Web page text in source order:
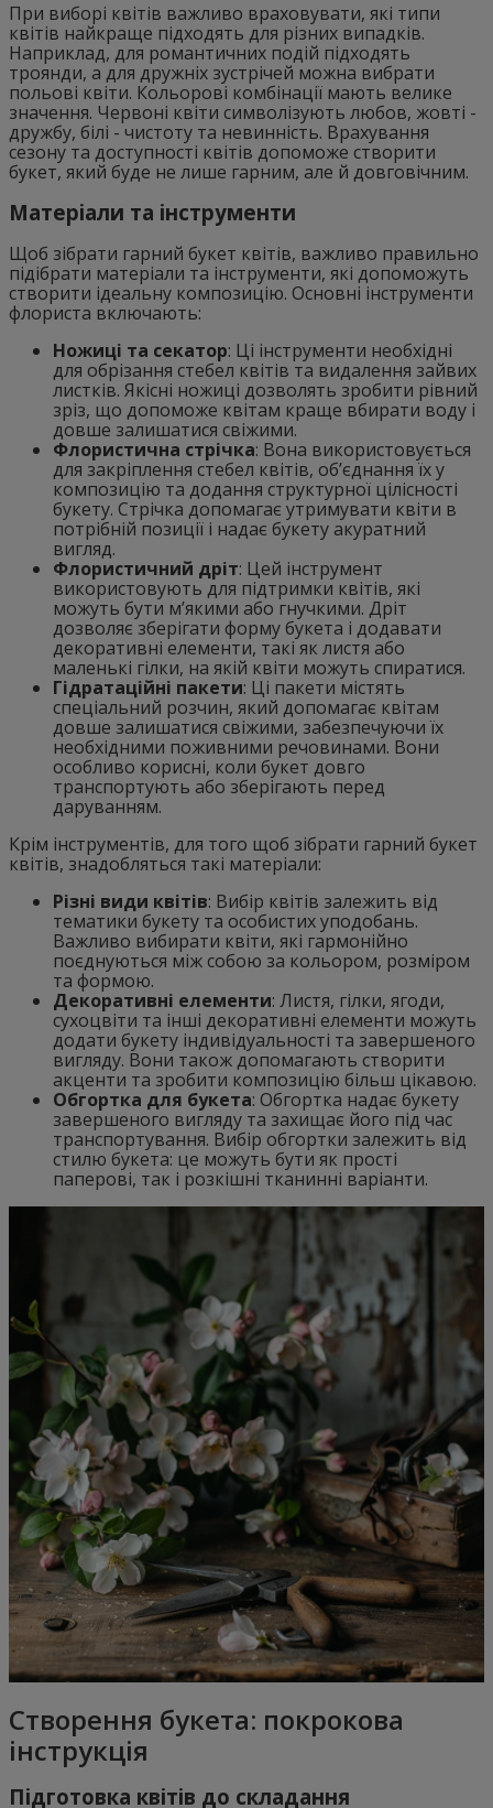
При виборі квітів важливо враховувати, які типи
квітів найкраще підходять для різних випадків.
Наприклад, для романтичних подій підходять
троянди, а для дружніх зустрічей можна вибрати
польові квіти. Кольорові комбінації мають велике
значення. Червоні квіти символізують любов, жовті -
дружбу, білі - чистоту та невинність. Врахування
сезону та доступності квітів допоможе створити
букет, який буде не лише гарним, але й довговічним.
Матеріали та інструменти
Щоб зібрати гарний букет квітів, важливо правильно
підібрати матеріали та інструменти, які допоможуть
створити ідеальну композицію. Основні інструменти
флориста включають:
Ножиці та секатор: Ці інструменти необхідні
для обрізання стебел квітів та видалення зайвих
листків. Якісні ножиці дозволять зробити рівний
зріз, що допоможе квітам краще вбирати воду і
довше залишатися свіжими.
Флористична стрічка: Вона використовується
для закріплення стебел квітів, об’єднання їх у
композицію та додання структурної цілісності
букету. Стрічка допомагає утримувати квіти в
потрібній позиції і надає букету акуратний
вигляд.
Флористичний дріт: Цей інструмент
використовують для підтримки квітів, які
можуть бути м’якими або гнучкими. Дріт
дозволяє зберігати форму букета і додавати
декоративні елементи, такі як листя або
маленькі гілки, на якій квіти можуть спиратися.
Гідратаційні пакети: Ці пакети містять
спеціальний розчин, який допомагає квітам
довше залишатися свіжими, забезпечуючи їх
необхідними поживними речовинами. Вони
особливо корисні, коли букет довго
транспортують або зберігають перед
даруванням.
Крім інструментів, для того щоб зібрати гарний букет
квітів, знадобляться такі матеріали:
Різні види квітів: Вибір квітів залежить від
тематики букету та особистих уподобань.
Важливо вибирати квіти, які гармонійно
поєднуються між собою за кольором, розміром
та формою.
Декоративні елементи: Листя, гілки, ягоди,
сухоцвіти та інші декоративні елементи можуть
додати букету індивідуальності та завершеного
вигляду. Вони також допомагають створити
акценти та зробити композицію більш цікавою.
Обгортка для букета: Обгортка надає букету
завершеного вигляду та захищає його під час
транспортування. Вибір обгортки залежить від
стилю букета: це можуть бути як прості
паперові, так і розкішні тканинні варіанти.
Створення букета: покрокова
інструкція
Підготовка квітів до складання